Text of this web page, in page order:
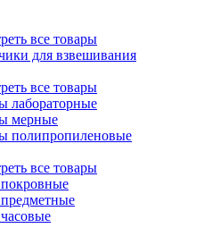
все товары
для взвешивания
все товары
лабораторные
мерные
полипропиленовые
все товары